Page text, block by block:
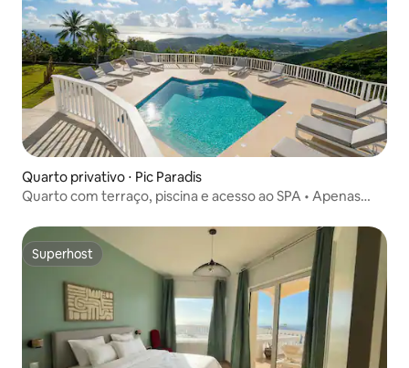
Quarto privativo ⋅ Pic Paradis
Quarto com terraço, piscina e acesso ao SPA • Apenas
Superhost
Superhost